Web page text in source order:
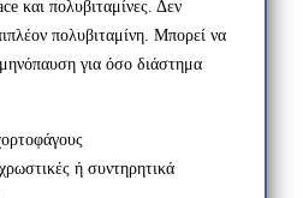
και πολυβιταμίνες. Δεν
πολυβιταμίνη. Μπορεί να
για όσο διάστημα
ή συντηρητικά